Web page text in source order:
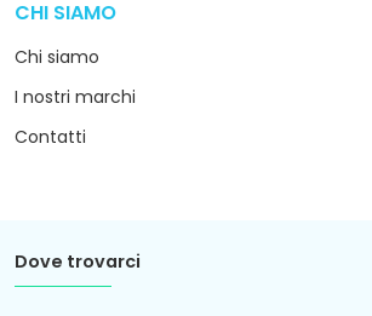
CHI SIAMO
Chi siamo
I nostri marchi
Contatti
Dove trovarci